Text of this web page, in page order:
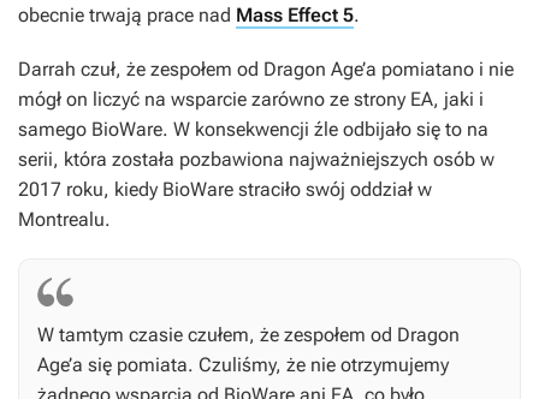
obecnie trwają prace nad Mass Effect 5.
Darrah czuł, że zespołem od Dragon Age’a pomiatano i nie
mógł on liczyć na wsparcie zarówno ze strony EA, jaki i
samego BioWare. W konsekwencji źle odbijało się to na
serii, która została pozbawiona najważniejszych osób w
2017 roku, kiedy BioWare straciło swój oddział w
Montrealu.
W tamtym czasie czułem, że zespołem od Dragon
Age’a się pomiata. Czuliśmy, że nie otrzymujemy